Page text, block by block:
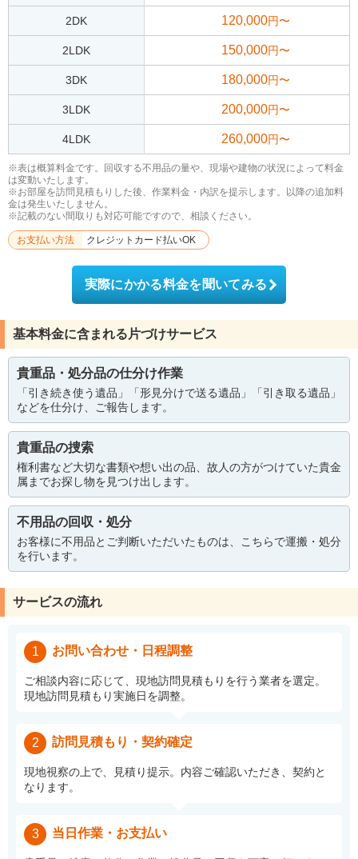
2DK 120,000円〜
2LDK 150,000円〜
3DK 180,000円〜
3LDK 200,000円〜
4LDK 260,000円〜
※表は概算料金です。回収する不用品の量や、現場や建物の状況によって料金
は変動いたします。
※お部屋を訪問見積もりした後、作業料金・内訳を提示します。以降の追加料
金は発生いたしません。
※記載のない間取りも対応可能ですので、相談ください。
お支払い方法 クレジットカード払いOK
実際にかかる料金を聞いてみる
基本料金に含まれる片づけサービス
貴重品・処分品の仕分け作業
「引き続き使う遺品」「形見分けで送る遺品」「引き取る遺品」
などを仕分け、ご報告します。
貴重品の捜索
権利書など大切な書類や想い出の品、故人の方がつけていた貴金
属までお探し物を見つけ出します。
不用品の回収・処分
お客様に不用品とご判断いただいたものは、こちらで運搬・処分
を行います。
サービスの流れ
1 お問い合わせ・日程調整
ご相談内容に応じて、現地訪問見積もりを行う業者を選定。
現地訪問見積もり実施日を調整。
2 訪問見積もり・契約確定
現地視察の上で、見積り提示。内容ご確認いただき、契約と
なります。
3 当日作業・お支払い